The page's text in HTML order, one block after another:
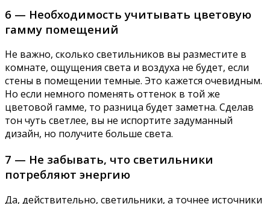
6 — Необходимость учитывать цветовую
гамму помещений
Не важно, сколько светильников вы разместите в
комнате, ощущения света и воздуха не будет, если
стены в помещении темные. Это кажется очевидным.
Но если немного поменять оттенок в той же
цветовой гамме, то разница будет заметна. Сделав
тон чуть светлее, вы не испортите задуманный
дизайн, но получите больше света.
7 — Не забывать, что светильники
потребляют энергию
Да, действительно, светильники, а точнее источники